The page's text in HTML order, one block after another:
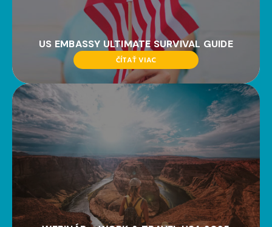
US EMBASSY ULTIMATE SURVIVAL GUIDE
ČÍTAŤ VIAC